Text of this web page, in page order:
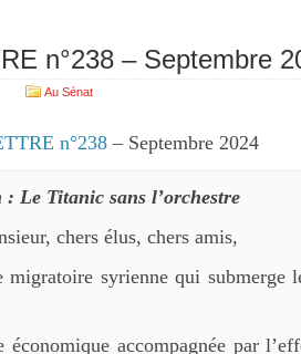
n°238 – Septembre
Au Sénat
n°238 – Septembre 2024
: Le Titanic sans l’orchestre
chers élus, chers amis,
migratoire syrienne qui submerge
économique accompagnée par